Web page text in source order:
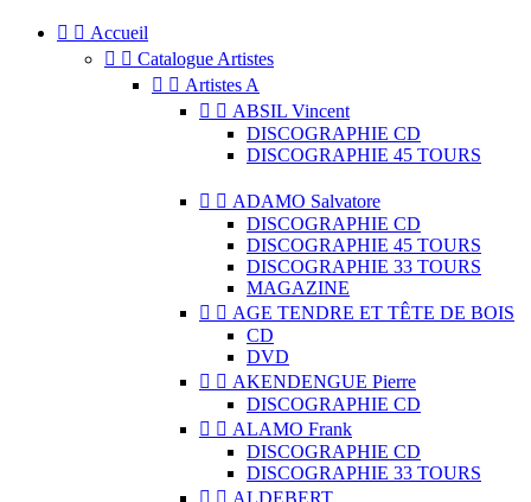
  Accueil
  Catalogue Artistes
  Artistes A
  ABSIL Vincent
DISCOGRAPHIE CD
DISCOGRAPHIE 45 TOURS
  ADAMO Salvatore
DISCOGRAPHIE CD
DISCOGRAPHIE 45 TOURS
DISCOGRAPHIE 33 TOURS
MAGAZINE
  AGE TENDRE ET TÊTE DE BOIS
CD
DVD
  AKENDENGUE Pierre
DISCOGRAPHIE CD
  ALAMO Frank
DISCOGRAPHIE CD
DISCOGRAPHIE 33 TOURS
  ALDEBERT